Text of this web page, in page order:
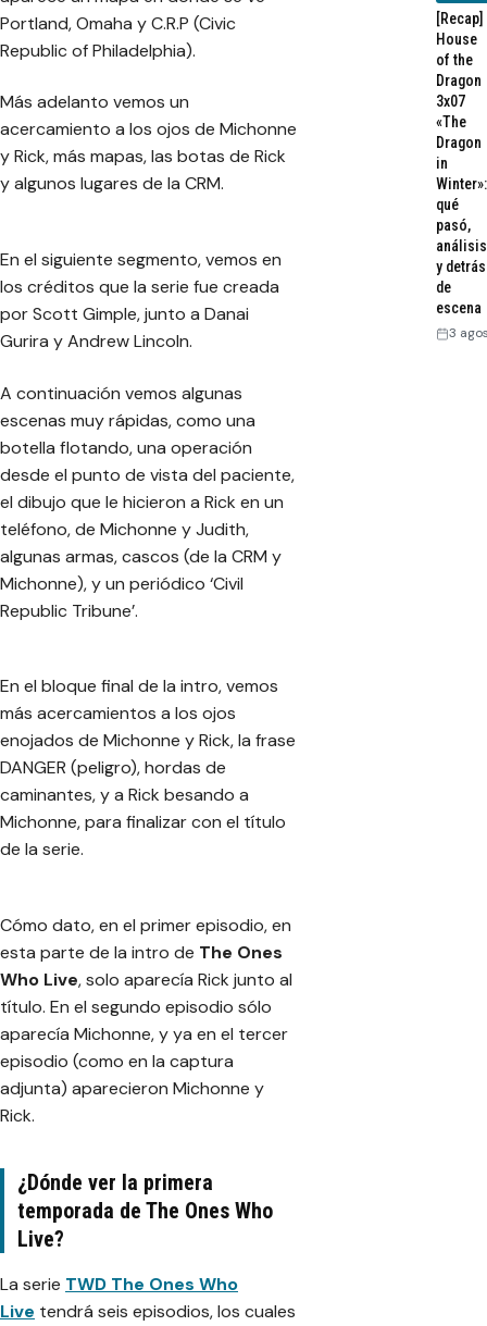
Portland, Omaha y C.R.P (Civic
Republic of Philadelphia).
Más adelanto vemos un
acercamiento a los ojos de Michonne
y Rick, más mapas, las botas de Rick
y algunos lugares de la CRM.
En el siguiente segmento, vemos en
los créditos que la serie fue creada
por Scott Gimple, junto a Danai
Gurira y Andrew Lincoln.
A continuación vemos algunas
escenas muy rápidas, como una
botella flotando, una operación
desde el punto de vista del paciente,
el dibujo que le hicieron a Rick en un
teléfono, de Michonne y Judith,
algunas armas, cascos (de la CRM y
Michonne), y un periódico ‘Civil
Republic Tribune’.
En el bloque final de la intro, vemos
más acercamientos a los ojos
enojados de Michonne y Rick, la frase
DANGER (peligro), hordas de
caminantes, y a Rick besando a
Michonne, para finalizar con el título
de la serie.
Cómo dato, en el primer episodio, en
esta parte de la intro de The Ones
Who Live, solo aparecía Rick junto al
título. En el segundo episodio sólo
aparecía Michonne, y ya en el tercer
episodio (como en la captura
adjunta) aparecieron Michonne y
Rick.
¿Dónde ver la primera
temporada de The Ones Who
Live?
La serie TWD The Ones Who
Live tendrá seis episodios, los cuales
[Recap]
House
of the
Dragon
3x07
«The
Dragon
in
Winter»:
qué
pasó,
análisis
y detrás
de
escena
3